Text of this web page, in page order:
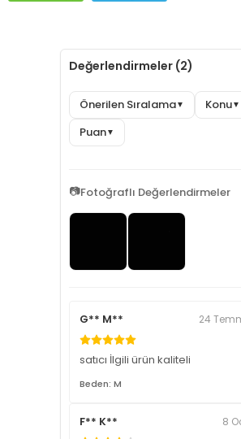
Değerlendirmeler (2)
Önerilen Sıralama▼ Konu▼
Puan▼
📷Fotoğraflı Değerlendirmeler
G** M** 24
satıcı İlgili ürün kaliteli
Beden: M
F** K** 8